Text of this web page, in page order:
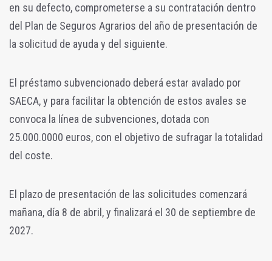
en su defecto, comprometerse a su contratación dentro
del Plan de Seguros Agrarios del año de presentación de
la solicitud de ayuda y del siguiente.
El préstamo subvencionado deberá estar avalado por
SAECA, y para facilitar la obtención de estos avales se
convoca la línea de subvenciones, dotada con
25.000.0000 euros, con el objetivo de sufragar la totalidad
del coste.
El plazo de presentación de las solicitudes comenzará
mañana, día 8 de abril, y finalizará el 30 de septiembre de
2027.